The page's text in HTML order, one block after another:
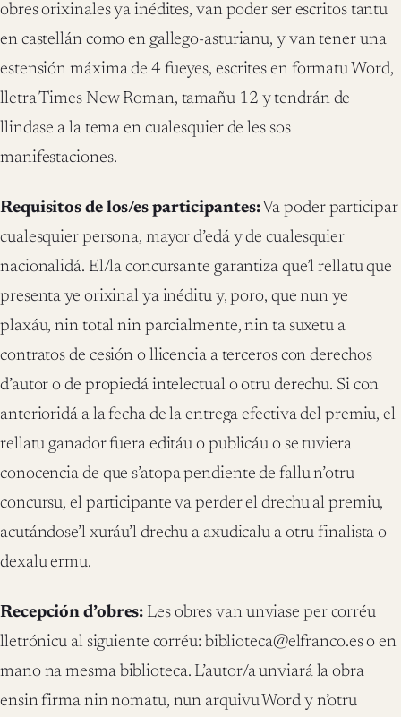
obres orixinales ya inédites, van poder ser escritos tantu
en castellán como en gallego-asturianu, y van tener una
estensión máxima de 4 fueyes, escrites en formatu Word,
lletra Times New Roman, tamañu 12 y tendrán de
llindase a la tema en cualesquier de les sos
manifestaciones.
Requisitos de los/es participantes:Va poder participar
cualesquier persona, mayor d’edá y de cualesquier
nacionalidá. El/la concursante garantiza que’l rellatu que
presenta ye orixinal ya inéditu y, poro, que nun ye
plaxáu, nin total nin parcialmente, nin ta suxetu a
contratos de cesión o llicencia a terceros con derechos
d’autor o de propiedá intelectual o otru derechu. Si con
anterioridá a la fecha de la entrega efectiva del premiu, el
rellatu ganador fuera editáu o publicáu o se tuviera
conocencia de que s’atopa pendiente de fallu n’otru
concursu, el participante va perder el drechu al premiu,
acutándose’l xuráu’l drechu a axudicalu a otru finalista o
dexalu ermu.
Recepción d’obres: Les obres van unviase per corréu
lletrónicu al siguiente corréu: biblioteca@elfranco.es o en
mano na mesma biblioteca. L’autor/a unviará la obra
ensin firma nin nomatu, nun arquivu Word y n’otru